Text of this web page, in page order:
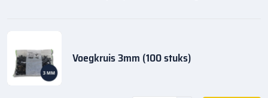
Voegkruis 3mm (100 stuks)